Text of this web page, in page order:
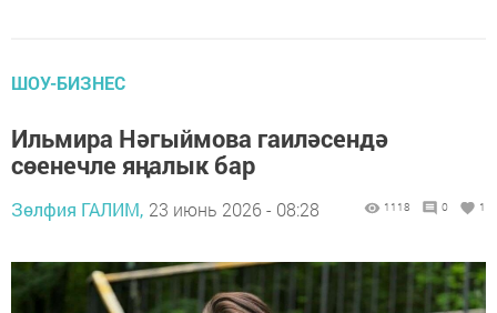
ШОУ-БИЗНЕС
Ильмира Нәгыймова гаиләсендә
сөенечле яңалык бар
Зөлфия ГАЛИМ, 23 июнь 2026 - 08:28 1118 0 1